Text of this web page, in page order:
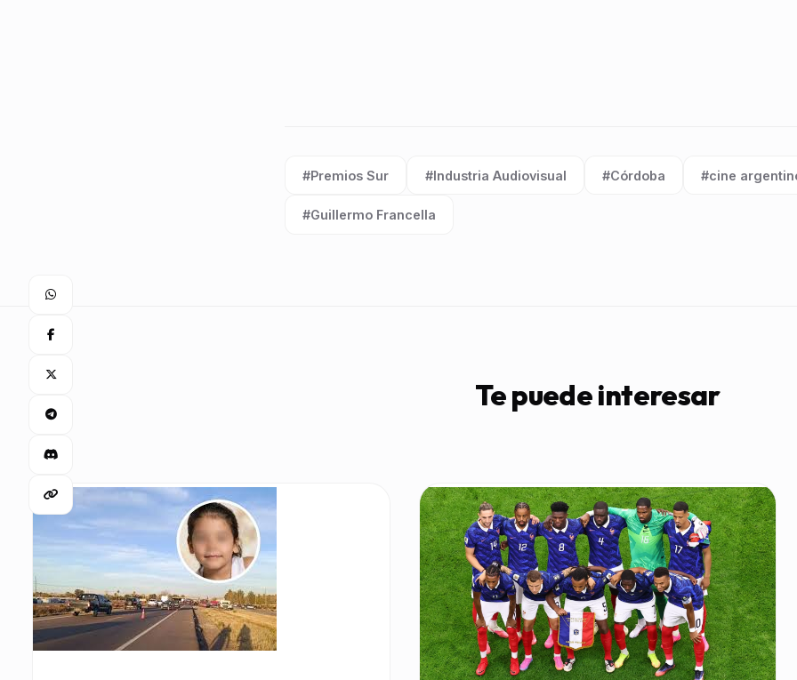
Etiqueta:
#Premios Sur
Etiqueta:
#Industria Audiovisual
Etiqueta:
#Córdoba
Etiqueta:
#cine
Etiqueta:
#Guillermo Francella
Te puede interesar